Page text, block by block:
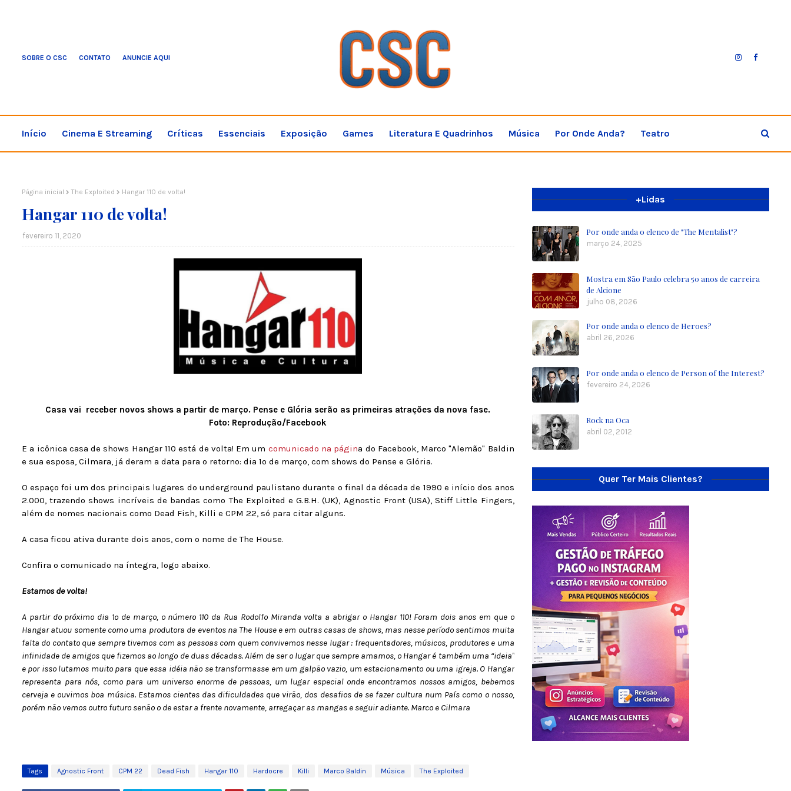
SOBRE O CSC CONTATO ANUNCIE AQUI
Início Cinema E Streaming Críticas Essenciais Exposição Games Literatura E Quadrinhos Música Por Onde Anda? Teatro
Página inicial The Exploited Hangar 110 de volta!
Hangar 110 de volta!
fevereiro 11, 2020
Casa vai receber novos shows a partir de março. Pense e Glória serão as primeiras atrações da nova fase.
Foto: Reprodução/Facebook
E a icônica casa de shows Hangar 110 está de volta! Em um comunicado na página do Facebook, Marco "Alemão" Baldin
e sua esposa, Cilmara, já deram a data para o retorno: dia 1º de março, com shows do Pense e Glória.
O espaço foi um dos principais lugares do underground paulistano durante o final da década de 1990 e início dos anos
2.000, trazendo shows incríveis de bandas como The Exploited e G.B.H. (UK), Agnostic Front (USA), Stiff Little Fingers,
além de nomes nacionais como Dead Fish, Killi e CPM 22, só para citar alguns.
A casa ficou ativa durante dois anos, com o nome de The House.
Confira o comunicado na íntegra, logo abaixo.
Estamos de volta!
A partir do próximo dia 1º de março, o número 110 da Rua Rodolfo Miranda volta a abrigar o Hangar 110! Foram dois anos em que o
Hangar atuou somente como uma produtora de eventos na The House e em outras casas de shows, mas nesse período sentimos muita
falta do contato que sempre tivemos com as pessoas com quem convivemos nesse lugar : frequentadores, músicos, produtores e uma
infinidade de amigos que fizemos ao longo de duas décadas. Além de ser o lugar que sempre amamos, o Hangar é também uma “ideia"
e por isso lutamos muito para que essa idéia não se transformasse em um galpão vazio, um estacionamento ou uma igreja. O Hangar
representa para nós, como para um universo enorme de pessoas, um lugar especial onde encontramos nossos amigos, bebemos
cerveja e ouvimos boa música. Estamos cientes das dificuldades que virão, dos desafios de se fazer cultura num País como o nosso,
porém não vemos outro futuro senão o de estar a frente novamente, arregaçar as mangas e seguir adiante. Marco e Cilmara
Tags Agnostic Front CPM 22 Dead Fish Hangar 110 Hardocre Killi Marco Baldin Música The Exploited
+Lidas
Por onde anda o elenco de "The Mentalist"?
março 24, 2025
Mostra em São Paulo celebra 50 anos de carreira
de Alcione
julho 08, 2026
Por onde anda o elenco de Heroes?
abril 26, 2026
Por onde anda o elenco de Person of the Interest?
fevereiro 24, 2026
Rock na Oca
abril 02, 2012
Quer Ter Mais Clientes?